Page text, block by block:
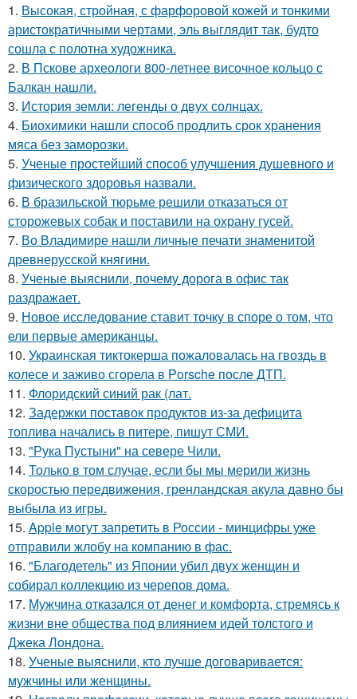
1. Высокая, стройная, с фарфоровой кожей и тонкими
аристократичными чертами, эль выглядит так, будто
сошла с полотна художника.
2. В Пскове археологи 800-летнее височное кольцо с
Балкан нашли.
3. История земли: легенды о двух солнцах.
4. Биохимики нашли способ продлить срок хранения
мяса без заморозки.
5. Ученые простейший способ улучшения душевного и
физического здоровья назвали.
6. В бразильской тюрьме решили отказаться от
сторожевых собак и поставили на охрану гусей.
7. Во Владимире нашли личные печати знаменитой
древнерусской княгини.
8. Ученые выяснили, почему дорога в офис так
раздражает.
9. Новое исследование ставит точку в споре о том, что
ели первые американцы.
10. Украинская тиктокерша пожаловалась на гвоздь в
колесе и заживо сгорела в Porsche после ДТП.
11. Флоридский синий рак (лат.
12. Задержки поставок продуктов из-за дефицита
топлива начались в питере, пишут СМИ.
13. "Рука Пустыни" на севере Чили.
14. Только в том случае, если бы мы мерили жизнь
скоростью передвижения, гренландская акула давно бы
выбыла из игры.
15. Apple могут запретить в России - минцифры уже
отправили жлобу на компанию в фас.
16. "Благодетель" из Японии убил двух женщин и
собирал коллекцию из черепов дома.
17. Мужчина отказался от денег и комфорта, стремясь к
жизни вне общества под влиянием идей толстого и
Джека Лондона.
18. Ученые выяснили, кто лучше договаривается:
мужчины или женщины.